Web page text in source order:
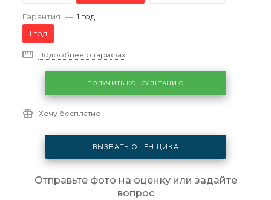
Гарантия — 1 год
1 год
Подробнее о тарифах
ПОЛУЧИТЬ КОНСУЛЬТАЦИЮ
Хочу бесплатно!
ВЫЗВАТЬ ОЦЕНЩИКА
Отправьте фото на оценку или задайте
вопрос